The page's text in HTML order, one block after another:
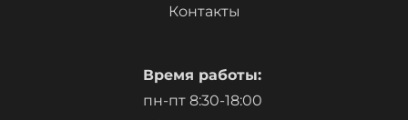
Контакты
Время работы:
пн-пт 8:30-18:00